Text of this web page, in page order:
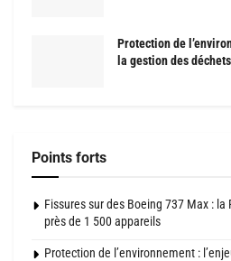
Protection de
la gestion des
Points forts
Fissures sur des Boeing 737 Max : la
près de 1 500 appareils
Protection de l’environnement :